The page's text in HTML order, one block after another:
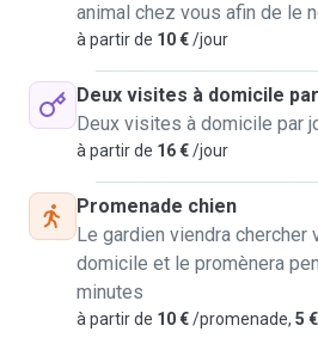
animal chez vous afin de le
à partir de 10 €/jour
Deux visites à domicile
Deux visites à domicile par
à partir de 16 €/jour
Promenade chien
Le gardien viendra chercher
domicile et le promènera
minutes
à partir de 10 €/promenade, 5 €